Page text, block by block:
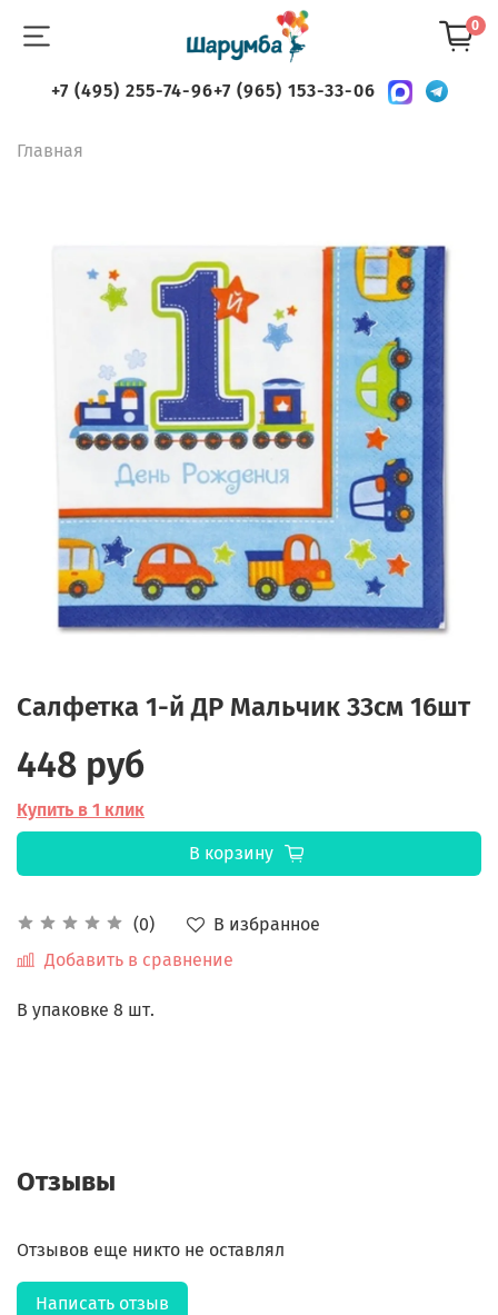
0
+7 (495) 255-74-96+7 (965) 153-33-06
Главная
Салфетка 1-й ДР Мальчик 33см 16шт
(0)
В избранное
Добавить в сравнение
448 руб
Купить в 1 клик
В корзину
В упаковке 8 шт.
Отзывы
Отзывов еще никто не оставлял
Написать отзыв